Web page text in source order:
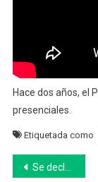
Hace dos años, el
presenciales.
Etiquetada como
Se declaró la emergencia fitosanitaria por la plaga del pulgón amarillo del sorgo